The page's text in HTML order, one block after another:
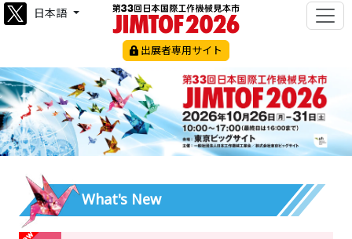
日本語
出展者専用サイト
What's New